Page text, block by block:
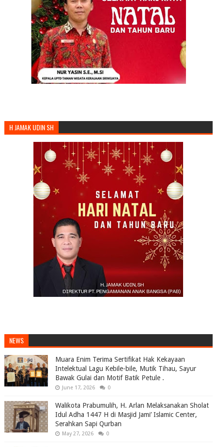
H JAMAK UDIN SH
NEWS
Muara Enim Terima Sertifikat Hak Kekayaan
Intelektual Lagu Kebile-bile, Mutik Tihau, Sayur
Bawak Gulai dan Motif Batik Petule .
June 17, 2026 0
Walikota Prabumulih, H. Arlan Melaksanakan Sholat
Idul Adha 1447 H di Masjid Jami’ Islamic Center,
Serahkan Sapi Qurban
May 27, 2026 0